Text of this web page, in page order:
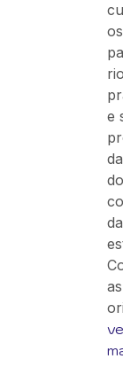
os
e
da
as